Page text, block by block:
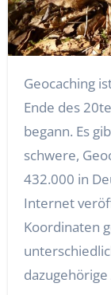
Geocaching ist eine GPS- Schatzsuche, die sich am
Ende des
begann. Es
schwere,
432.000 in
Internet
Koordinaten